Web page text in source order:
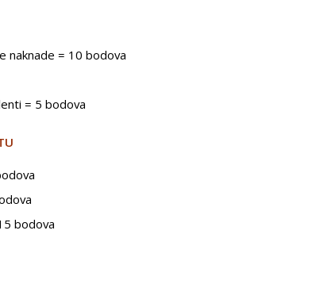
naknade = 10 bodova
= 5 bodova
bodova